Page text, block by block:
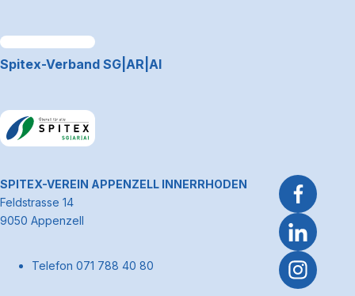
Link zum Premiumpartner: Allianz
Spitex-Verband SG|AR|AI
~Kontaktinformationen
SPITEX-VEREIN APPENZELL INNERRHODEN
Feldstrasse 14
9050 Appenzell
Telefon 071 788 40 80